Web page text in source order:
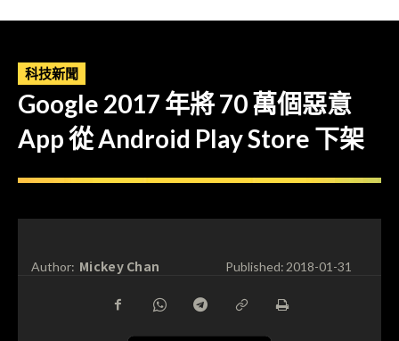
科技新聞
Google 2017 年將 70 萬個惡意
App 從 Android Play Store 下架
Author: Mickey Chan Published:2018-01-31